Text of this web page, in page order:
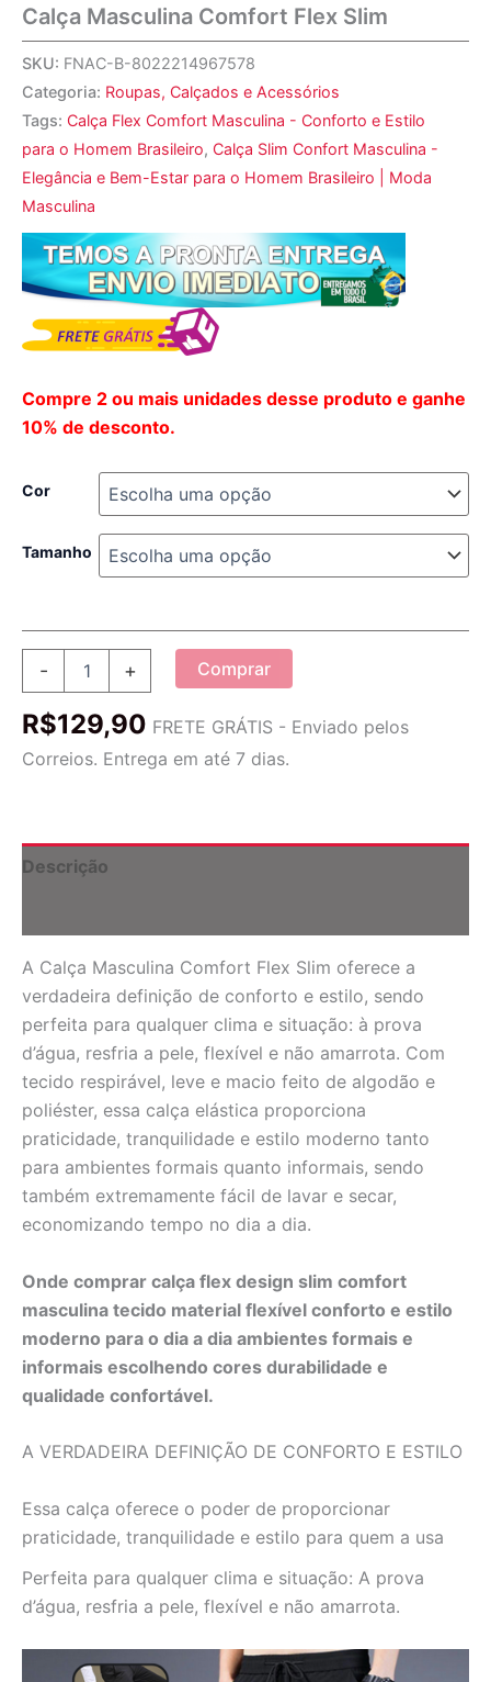
Calça Masculina Comfort Flex Slim
SKU: FNAC-B-8022214967578
Categoria: Roupas, Calçados e Acessórios
Tags: Calça Flex Comfort Masculina - Conforto e Estilo
para o Homem Brasileiro, Calça Slim Confort Masculina -
Elegância e Bem-Estar para o Homem Brasileiro | Moda
Masculina
Compre 2 ou mais unidades desse produto e ganhe
10% de desconto.
Cor
Tamanho
-
Masculina
Flex
quantidade
+ Comprar
R$129,90 FRETE GRÁTIS - Enviado pelos
Correios. Entrega em até 7 dias.
Descrição
A Calça Masculina Comfort Flex Slim oferece a
verdadeira definição de conforto e estilo, sendo
perfeita para qualquer clima e situação: à prova
d’água, resfria a pele, flexível e não amarrota. Com
tecido respirável, leve e macio feito de algodão e
poliéster, essa calça elástica proporciona
praticidade, tranquilidade e estilo moderno tanto
para ambientes formais quanto informais, sendo
também extremamente fácil de lavar e secar,
economizando tempo no dia a dia.
Onde comprar calça flex design slim comfort
masculina tecido material flexível conforto e estilo
moderno para o dia a dia ambientes formais e
informais escolhendo cores durabilidade e
qualidade confortável.
A VERDADEIRA DEFINIÇÃO DE CONFORTO E ESTILO
Essa calça oferece o poder de proporcionar
praticidade, tranquilidade e estilo para quem a usa
Perfeita para qualquer clima e situação: A prova
d’água, resfria a pele, flexível e não amarrota.